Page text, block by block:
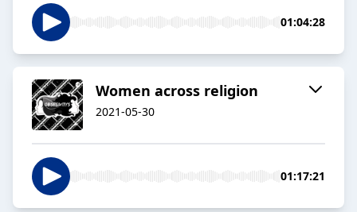
01:04:28
Women across religion
2021-05-30
01:17:21